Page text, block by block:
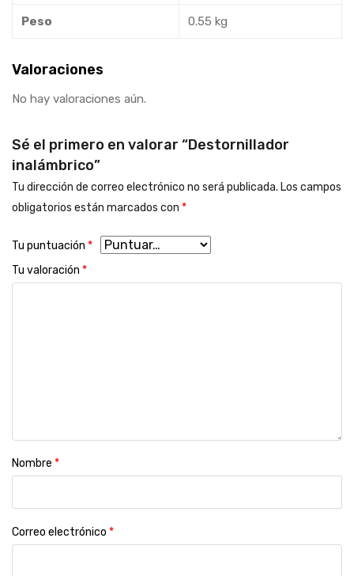
Peso 0.55 kg
Valoraciones
No hay valoraciones aún.
Sé el primero en valorar “Destornillador
inalámbrico”
Tu dirección de correo electrónico no será publicada. Los campos
obligatorios están marcados con *
Tu puntuación *
Tu valoración *
Nombre *
Correo electrónico *